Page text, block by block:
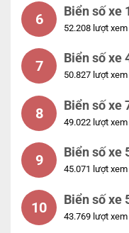
6 Biển số xe
52.208 lượt xem
7 Biển số xe
50.827 lượt xem
8 Biển số xe
49.022 lượt xem
9 Biển số xe
45.071 lượt xem
10 Biển số xe
43.769 lượt xem